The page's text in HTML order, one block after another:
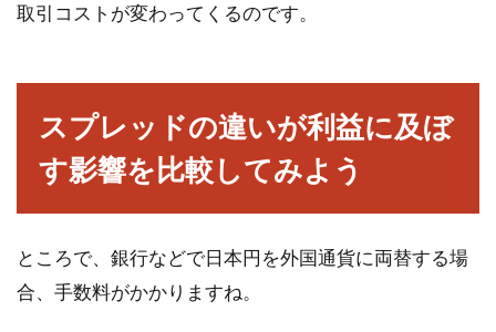
仮想通貨で利益を得るためには、より安く買
い、高く売ることが重要です。しかし、それ以
取引コストが変わってくるのです。
スプレッドの違いが利益に及ぼ
す影響を比較してみよう
ところで、銀行などで日本円を外国通貨に両替する場
合、手数料がかかりますね。